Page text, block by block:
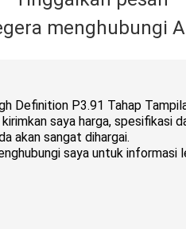
menghubungi